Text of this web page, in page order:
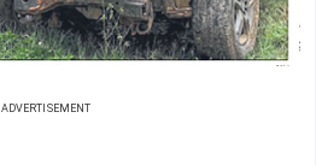
ADVERTISEMENT